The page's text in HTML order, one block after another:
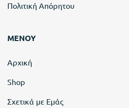
Πολιτική Απόρητου
ΜΕΝΟΥ
Αρχική
Shop
Σχετικά με Εμάς